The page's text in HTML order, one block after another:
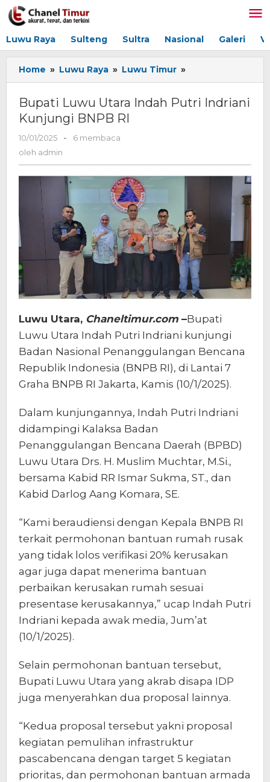
Lewati
ke
Luwu Raya Sulteng Sultra Nasional Galeri
Home » Luwu Raya » Luwu Timur »
Luwu
Indah
Bupati Luwu Utara Indah Putri Indriani
Kunjungi BNPB RI
10/01/2025
oleh
-
6 membaca
oleh admin
Luwu Utara, Chaneltimur.com–Bupati
Luwu Utara Indah Putri Indriani kunjungi
Badan Nasional Penanggulangan Bencana
Republik Indonesia (BNPB RI), di Lantai 7
Graha BNPB RI Jakarta, Kamis (10/1/2025).
Dalam kunjungannya, Indah Putri Indriani
didampingi Kalaksa Badan
Penanggulangan Bencana Daerah (BPBD)
Luwu Utara Drs. H. Muslim Muchtar, M.Si.,
bersama Kabid RR Ismar Sukma, ST., dan
Kabid Darlog Aang Komara, SE.
“Kami beraudiensi dengan Kepala BNPB RI
terkait permohonan bantuan rumah rusak
yang tidak lolos verifikasi 20% kerusakan
agar juga dapat menerima bantuan
perbaikan kerusakan rumah sesuai
presentase kerusakannya,” ucap Indah Putri
Indriani kepada awak media, Jum’at
(10/1/2025).
Selain permohonan bantuan tersebut,
Bupati Luwu Utara yang akrab disapa IDP
juga menyerahkan dua proposal lainnya.
“Kedua proposal tersebut yakni proposal
kegiatan pemulihan infrastruktur
pascabencana dengan target 5 kegiatan
prioritas, dan permohonan bantuan armada